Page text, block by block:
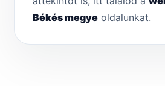
Békés megye oldalunkat.